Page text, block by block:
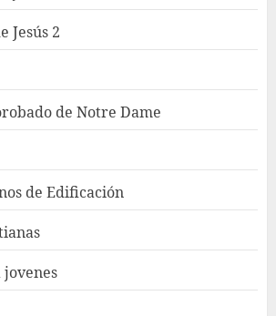
Jesús 2
de Notre Dame
de Edificación